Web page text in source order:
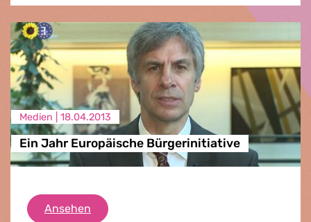
Medien | 18.04.2013
Ein Jahr Europäische Bürgerinitiative
Ansehen Ein Jahr Europäische Bürgerinitiative